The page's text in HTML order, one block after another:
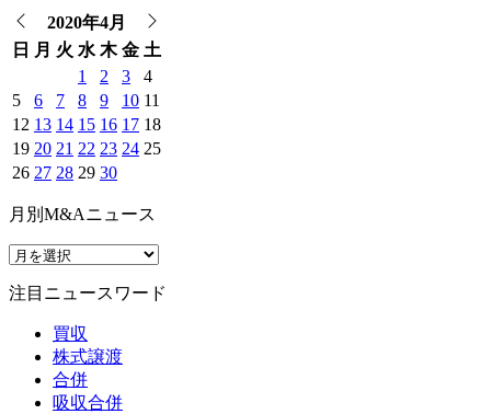
2020年4月
日 月 火 水 木 金 土
1
2 3
4
5
6 7 8 9 10 11
12 13 14 15 16 17 18
19 20 21 22 23 24 25
26 27 28 29 30
月別M&Aニュース
注目ニュースワード
買収
株式譲渡
合併
吸収合併